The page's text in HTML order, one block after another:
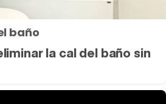
baño
la cal del baño sin